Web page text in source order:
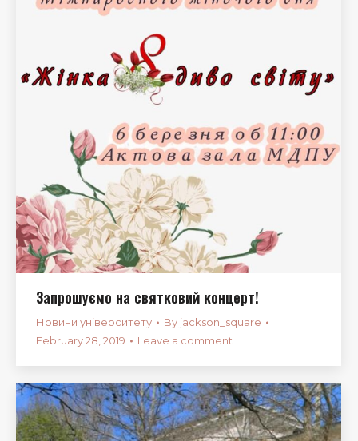
Запрошуємо на святковий концерт!
Новини університету By jackson_square
February 28, 2019
Leave a comment